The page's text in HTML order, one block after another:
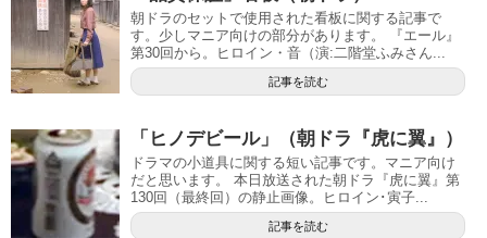
朝ドラのセットで使用された看板に関する記事で
す。少しマニア向けの部分があります。 『エール』
第30回から。ヒロイン・音（演:二階堂ふみさん...
記事を読む
「ヒノデビール」（朝ドラ『虎に翼』）
ドラマの小道具に関する短い記事です。マニア向け
だと思います。 本日放送された朝ドラ『虎に翼』第
130回（最終回）の静止画像。ヒロイン･寅子...
記事を読む